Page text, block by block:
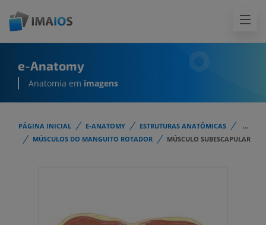
e-Anatomy
Anatomia em imagens
PÁGINA INICIAL E-ANATOMY ESTRUTURAS ANATÔMICAS
...
MÚSCULOS DO MANGUITO ROTADOR
MÚSCULO SUBESCAPULAR